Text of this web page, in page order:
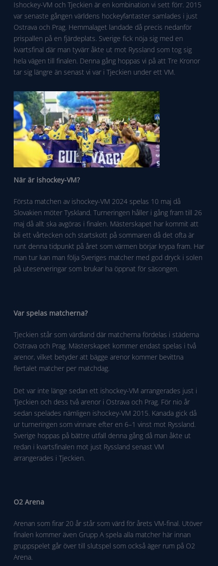
Ishockey-VM och Tjeckien är en kombination vi sett förr. 2015
var senaste gången världens hockeyfantaster samlades i just
Ostrava och Prag. Hemmalaget landade då precis nedanför
prispallen på en fjärdeplats. Sverige fick nöja sig med en
kvartsfinal där man tyvärr åkte ut mot Ryssland som tog sig
hela vägen till finalen. Denna gång hoppas vi på att Tre Kronor
tar sig längre än senast vi var i Tjeckien under ett VM.
När är ishockey-VM?
Första matchen av ishockey-VM 2024 spelas 10 maj då
Slovakien möter Tyskland. Turneringen håller i gång fram till 26
maj då allt ska avgöras i finalen. Mästerskapet har kommit att
bli ett vårtecken och startskott på sommaren då det ofta är
runt denna tidpunkt på året som värmen börjar krypa fram. Har
man tur kan man följa Sveriges matcher med god dryck i solen
på uteserveringar som brukar ha öppnat för säsongen.
Var spelas matcherna?
Tjeckien står som värdland där matcherna fördelas i städerna
Ostrava och Prag. Mästerskapet kommer endast spelas i två
arenor, vilket betyder att bägge arenor kommer bevittna
flertalet matcher per matchdag.
Det var inte länge sedan ett ishockey-VM arrangerades just i
Tjeckien och dess två arenor i Ostrava och Prag. För nio år
sedan spelades nämligen ishockey-VM 2015. Kanada gick då
ur turneringen som vinnare efter en 6–1 vinst mot Ryssland.
Sverige hoppas på bättre utfall denna gång då man åkte ut
redan i kvartsfinalen mot just Ryssland senast VM
arrangerades i Tjeckien.
O2 Arena
Arenan som firar 20 år står som värd för årets VM-final. Utöver
finalen kommer även Grupp A spela alla matcher här innan
gruppspelet går över till slutspel som också äger rum på O2
Arena.